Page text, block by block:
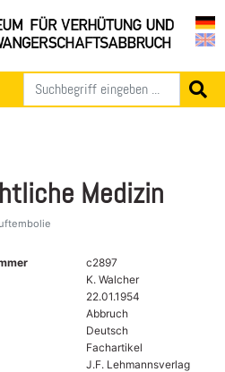
Medizin
c2897
K. Walcher
22.01.1954
Abbruch
Deutsch
Fachartikel
J.F. Lehmannsverlag